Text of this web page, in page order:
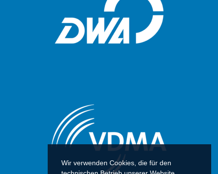
Wir verwenden Cookies, die für den